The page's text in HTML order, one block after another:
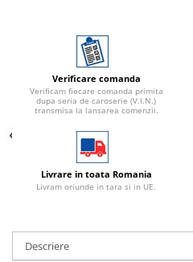
Verificare comanda
Verificam fiecare comanda primita
dupa seria de caroserie (V.I.N.)
transmisa la lansarea comenzii.
Livrare in toata Romania
Livram oriunde in tara si in UE.
Descriere